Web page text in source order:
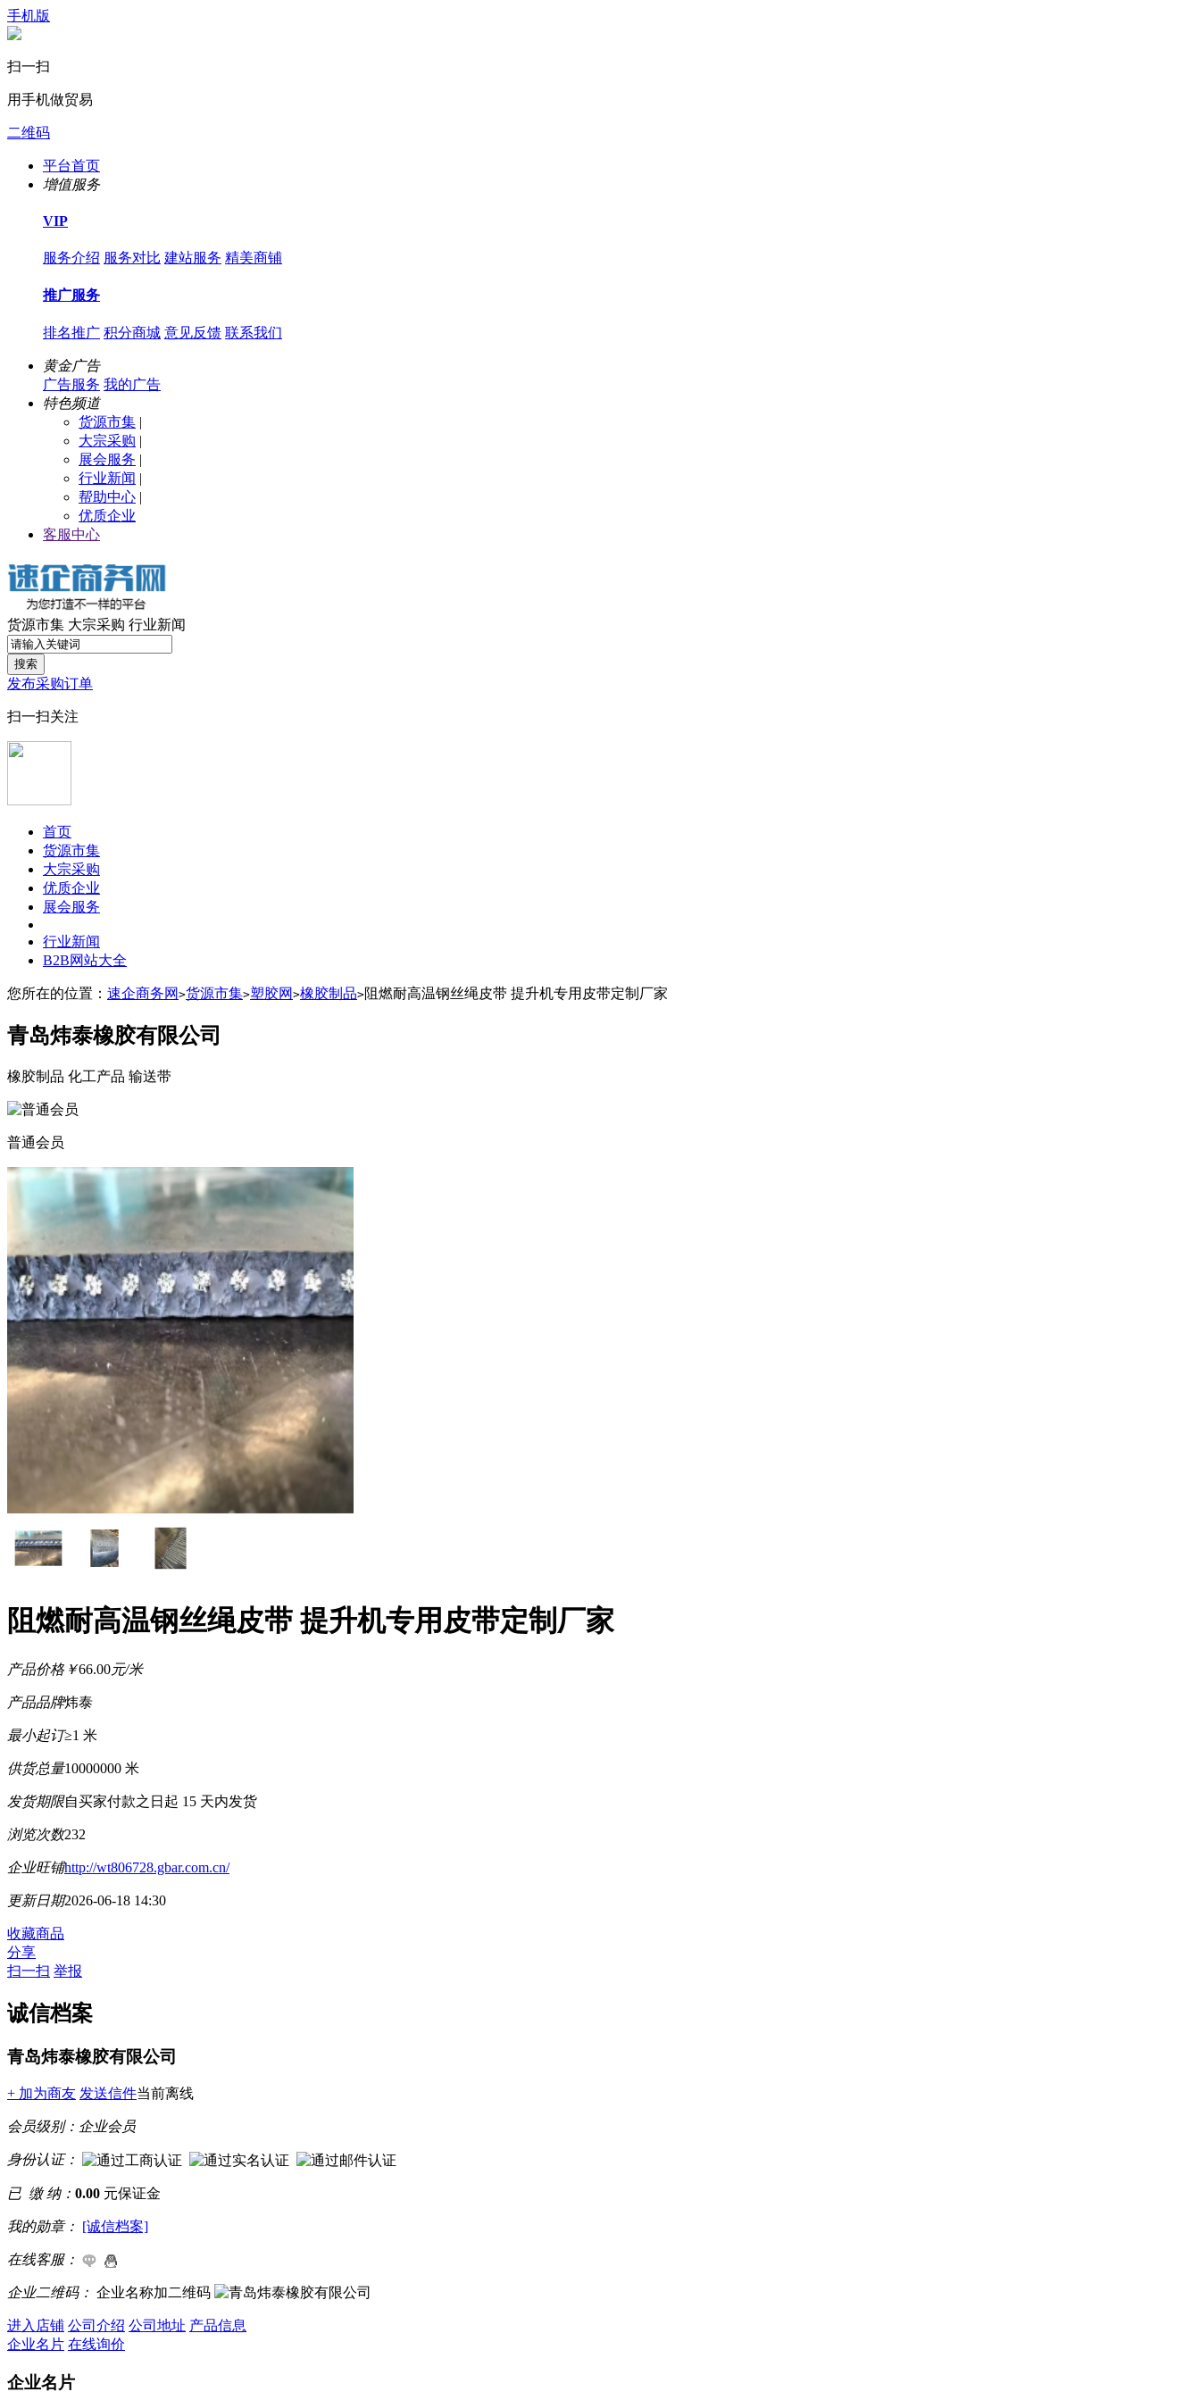
手机版
扫一扫
用手机做贸易
二维码
平台首页
增值服务
VIP
服务介绍 服务对比 建站服务 精美商铺
推广服务
排名推广 积分商城 意见反馈 联系我们
黄金广告
广告服务 我的广告
特色频道
货源市集 |
大宗采购 |
展会服务 |
行业新闻 |
帮助中心 |
优质企业
客服中心
货源市集 大宗采购 行业新闻
搜索
发布采购订单
扫一扫关注
首页
货源市集
大宗采购
优质企业
展会服务
行业新闻
B2B网站大全
您所在的位置： 速企商务网 >货源市集>塑胶网 >橡胶制品>阻燃耐高温钢丝绳皮带 提升机专用皮带定制厂家
青岛炜泰橡胶有限公司
橡胶制品 化工产品 输送带
普通会员
阻燃耐高温钢丝绳皮带 提升机专用皮带定制厂家
产品价格￥66.00元/米
产品品牌炜泰
最小起订≥1 米
供货总量10000000 米
发货期限自买家付款之日起 15 天内发货
浏览次数232
企业旺铺http://wt806728.gbar.com.cn/
更新日期2026-06-18 14:30
收藏商品
分享
扫一扫 举报
诚信档案
青岛炜泰橡胶有限公司
+ 加为商友 发送信件当前离线
会员级别： 企业会员
身份认证：
已 缴 纳： 0.00 元保证金
我的勋章： [诚信档案]
在线客服：
企业二维码： 企业名称加二维码
进入店铺 公司介绍 公司地址 产品信息
企业名片 在线询价
企业名片